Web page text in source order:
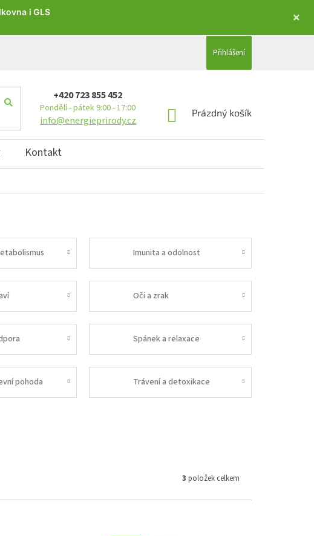
i GLS
Přihlášení
+420 723 855 452
Pondělí - pátek 9:00 - 17:00
info@energieprirody.cz
NÁKUPNÍ KOŠÍK
Prázdný košík
Kontakt
Imunita a odolnost
Oči a zrak
Spánek a relaxace
pohoda Trávení a detoxikace
3 položek celkem